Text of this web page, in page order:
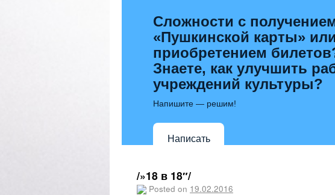
Сложности с
«Пушкинской карты» или
приобретением
Знаете, как улучшить
учреждений культуры?
Напишите — решим!
Написать
/»18 в 18″/
Posted on 19.02.2016